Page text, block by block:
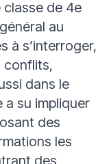
classe de 4e
au
à s’interroger,
conflits,
dans le
a su impliquer
des
les
des